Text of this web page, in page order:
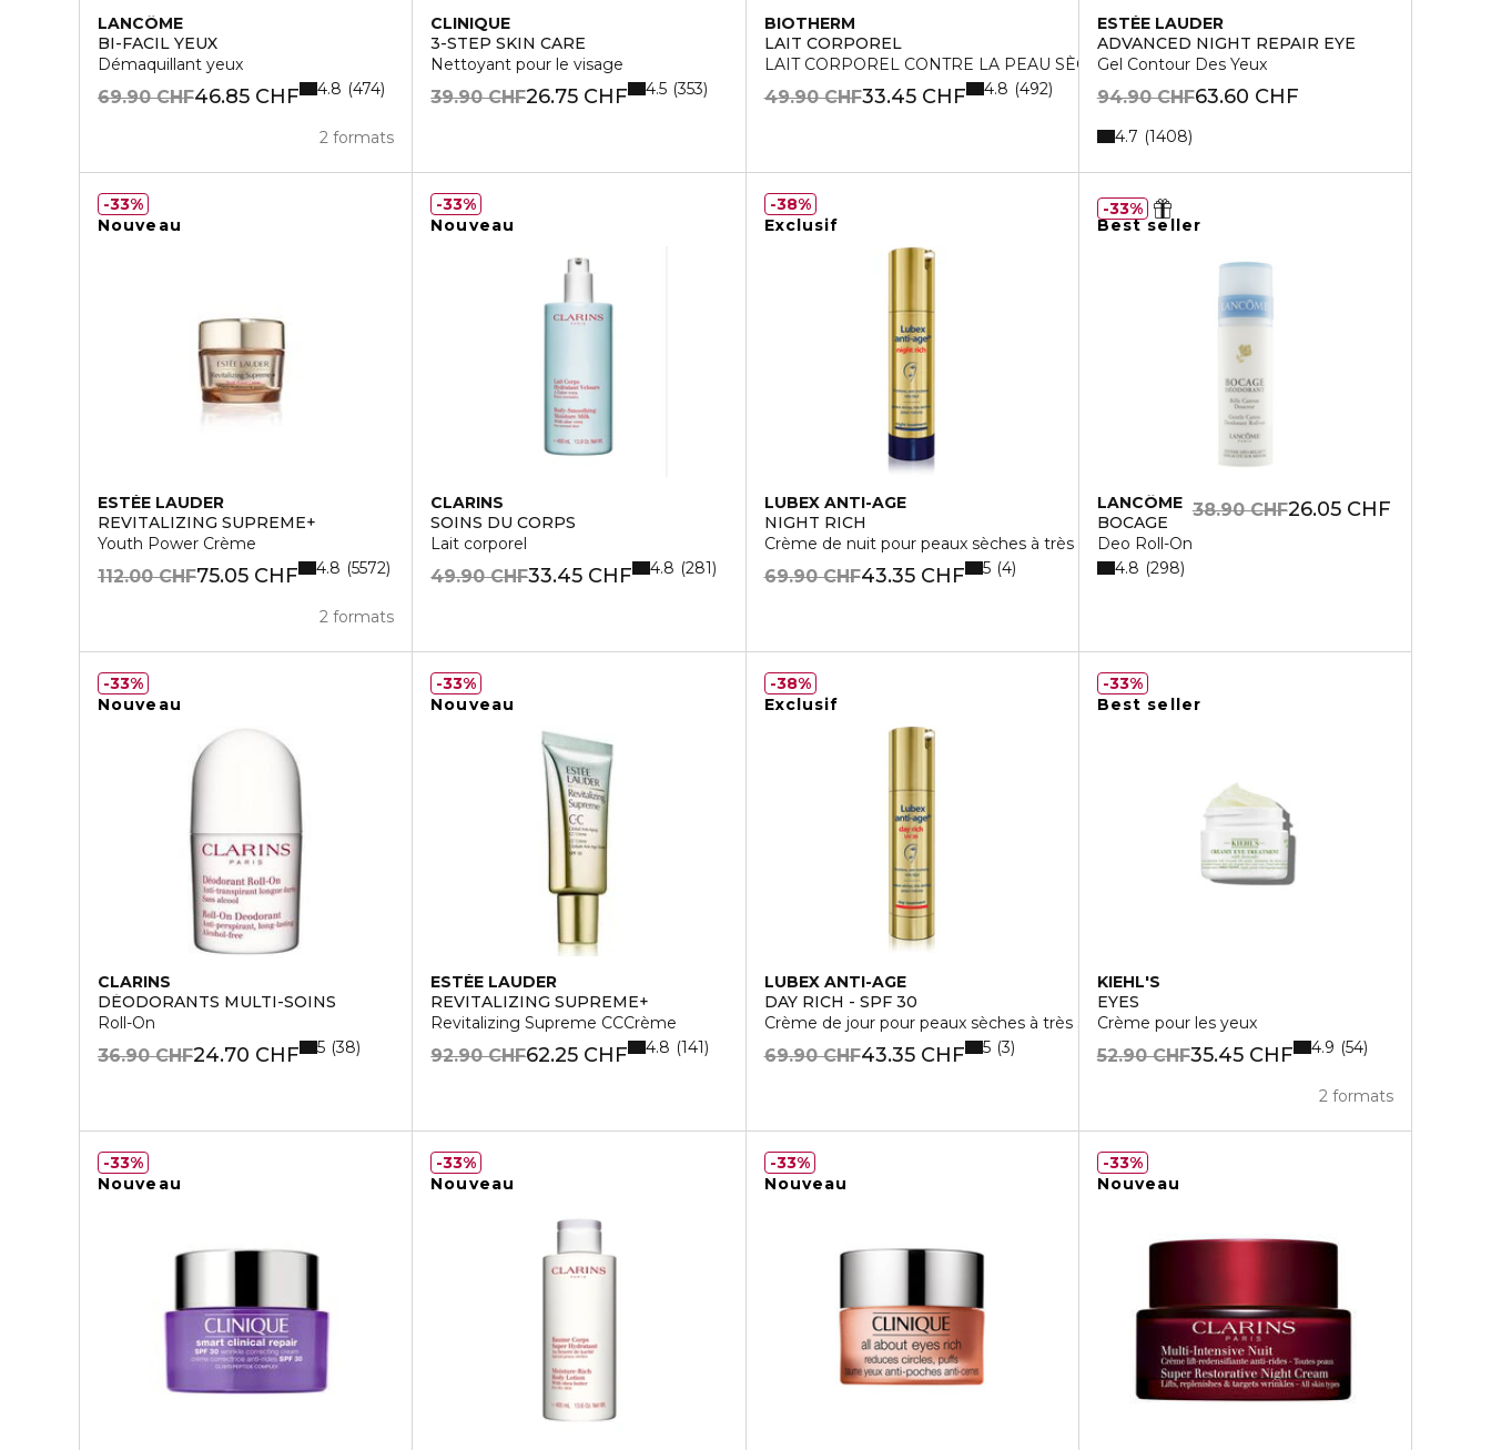
LANCÔME
BI-FACIL YEUX
Démaquillant yeux
46.85 CHF
69.90 CHF
2 formats
4.8 474
CLINIQUE
3-STEP SKIN CARE
Nettoyant pour le visage
26.75 CHF
39.90 CHF 4.5 353
BIOTHERM
LAIT CORPOREL
LAIT CORPOREL CONTRE LA PEAU SÈCHE
33.45 CHF
49.90 CHF 4.8 492
ESTÉE LAUDER
ADVANCED NIGHT REPAIR EYE
Gel Contour Des Yeux
63.60 CHF
94.90 CHF
4.7 1408
Nouveau
ESTÉE LAUDER
REVITALIZING SUPREME+
Youth Power Crème
75.05 CHF
112.00 CHF
2 formats
4.8 5572
33%
Nouveau
CLARINS
SOINS DU CORPS
Lait corporel
33.45 CHF
49.90 CHF 4.8 281
33%
Exclusif
LUBEX ANTI-AGE
NIGHT RICH
Crème de nuit pour peaux sèches à très sèches
43.35 CHF
69.90 CHF 5 4
38%
Best seller
LANCÔME
BOCAGE
Deo Roll-On
26.05 CHF
38.90 CHF
4.8 298
33%
Nouveau
CLARINS
DÉODORANTS MULTI-SOINS
Roll-On
24.70 CHF
36.90 CHF 5 38
33%
Nouveau
ESTÉE LAUDER
REVITALIZING SUPREME+
Revitalizing Supreme CCCrème
62.25 CHF
92.90 CHF 4.8 141
33%
Exclusif
LUBEX ANTI-AGE
DAY RICH - SPF 30
Crème de jour pour peaux sèches à très sèches avec protection UV
43.35 CHF
69.90 CHF 5 3
38%
Best seller
KIEHL'S
EYES
Crème pour les yeux
35.45 CHF
52.90 CHF
2 formats
4.9 54
33%
Nouveau
33%
Nouveau
33%
Nouveau
33%
Nouveau
33%